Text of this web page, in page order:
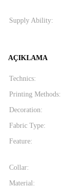
Supply Ability:
AÇIKLAMA
Technics:
Printing Methods:
Decoration:
Fabric Type:
Feature:
Collar:
Material: